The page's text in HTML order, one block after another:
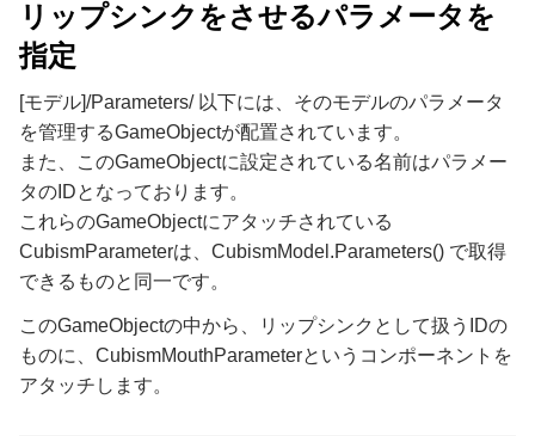
リップシンクをさせるパラメータを
指定
[モデル]/Parameters/ 以下には、そのモデルのパラメータ
を管理するGameObjectが配置されています。
また、このGameObjectに設定されている名前はパラメー
タのIDとなっております。
これらのGameObjectにアタッチされている
CubismParameterは、CubismModel.Parameters() で取得
できるものと同一です。
このGameObjectの中から、リップシンクとして扱うIDの
ものに、CubismMouthParameterというコンポーネントを
アタッチします。